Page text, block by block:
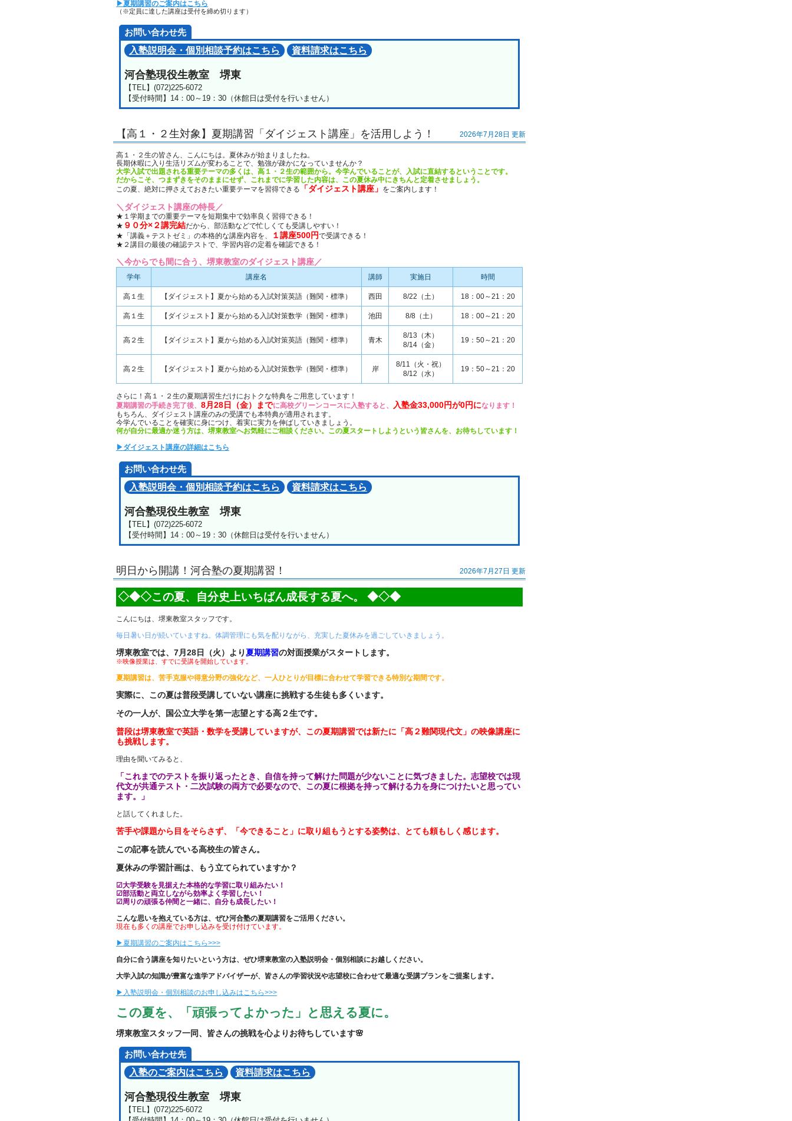
▶夏期講習のご案内はこちら
（※定員に達した講座は受付を締め切ります）
お問い合わせ先
入塾説明会・個別相談予約はこちら
資料請求はこちら
河合塾現役生教室 堺東
【TEL】(072)225-6072
【受付時間】14：00～19：30（休館日は受付を行いません）
【高１・２生対象】夏期講習「ダイジェスト講座」を活用しよう！ 2026年7月28日 更新
高１・２生の皆さん、こんにちは。夏休みが始まりましたね。
長期休暇に入り生活リズムが変わることで、勉強が疎かになっていませんか？
大学入試で出題される重要テーマの多くは、高１・２生の範囲から。今学んでいることが、入試に直結するということです。
だからこそ、つまずきをそのままにせず、これまでに学習した内容は、この夏休み中にきちんと定着させましょう。
この夏、絶対に押さえておきたい重要テーマを習得できる
「ダイジェスト講座」 をご案内します！
＼ダイジェスト講座の特長／
★１学期までの重要テーマを短期集中で効率良く習得できる！
★ ９０分×２講完結だから、部活動などで忙しくても受講しやすい！
★「講義＋テストゼミ」の本格的な講座内容を、
１講座500円で受講できる！
★２講目の最後の確認テストで、学習内容の定着を確認できる！
＼今からでも間に合う、堺東教室のダイジェスト講座／
学年 講座名 講師 実施日 時間
高１生 【ダイジェスト】夏から始める入試対策英語（難関・標準） 西田 8/22（土） 18：00～21：20
高１生 【ダイジェスト】夏から始める入試対策数学（難関・標準） 池田 8/8（土） 18：00～21：20
高２生 【ダイジェスト】夏から始める入試対策英語（難関・標準） 青木
8/13（木）
8/14（金）
19：50～21：20
高２生 【ダイジェスト】夏から始める入試対策数学（難関・標準） 岸
8/11（火・祝）
8/12（水）
19：50～21：20
さらに！高１・２生の夏期講習生だけにおトクな特典をご用意しています！
夏期講習の手続き完了後、 8月28日（金）までに高校グリーンコースに入塾すると、 入塾金33,000円が0円になります！
もちろん、ダイジェスト講座のみの受講でも本特典が適用されます。
今学んでいることを確実に身につけ、着実に実力を伸ばしていきましょう。
何が自分に最適か迷う方は、堺東教室へお気軽にご相談ください。この夏スタートしようという皆さんを、お待ちしています！
▶ダイジェスト講座の詳細はこちら
お問い合わせ先
入塾説明会・個別相談予約はこちら
資料請求はこちら
河合塾現役生教室 堺東
【TEL】(072)225-6072
【受付時間】14：00～19：30（休館日は受付を行いません）
明日から開講！河合塾の夏期講習！ 2026年7月27日 更新
◇◆◇この夏、自分史上いちばん成長する夏へ。 ◆◇◆
こんにちは、堺東教室スタッフです。
毎日暑い日が続いていますね。体調管理にも気を配りながら、充実した夏休みを過ごしていきましょう。
堺東教室では、7月28日（火）より夏期講習の対面授業がスタートします。
※映像授業は、すでに受講を開始しています。
夏期講習は、苦手克服や得意分野の強化など、一人ひとりが目標に合わせて学習できる特別な期間です。
実際に、この夏は普段受講していない講座に挑戦する生徒も多くいます。
その一人が、国公立大学を第一志望とする高２生です。
普段は堺東教室で英語・数学を受講していますが、この夏期講習では新たに「高２難関現代文」の映像講座に
も挑戦します。
理由を聞いてみると、
「これまでのテストを振り返ったとき、自信を持って解けた問題が少ないことに気づきました。志望校では現
代文が共通テスト・二次試験の両方で必要なので、この夏に根拠を持って解ける力を身につけたいと思ってい
ます。」
と話してくれました。
苦手や課題から目をそらさず、「今できること」に取り組もうとする姿勢は、とても頼もしく感じます。
この記事を読んでいる高校生の皆さん。
夏休みの学習計画は、もう立てられていますか？
☑大学受験を見据えた本格的な学習に取り組みたい！
☑部活動と両立しながら効率よく学習したい！
☑周りの頑張る仲間と一緒に、自分も成長したい！
こんな思いを抱えている方は、ぜひ河合塾の夏期講習をご活用ください。
現在も多くの講座でお申し込みを受け付けています。
▶夏期講習のご案内はこちら>>>
自分に合う講座を知りたいという方は、ぜひ堺東教室の入塾説明会・個別相談にお越しください。
大学入試の知識が豊富な進学アドバイザーが、皆さんの学習状況や志望校に合わせて最適な受講プランをご提案します。
▶入塾説明会・個別相談のお申し込みはこちら>>>
この夏を、「頑張ってよかった」と思える夏に。
堺東教室スタッフ一同、皆さんの挑戦を心よりお待ちしています🌸
お問い合わせ先
入塾のご案内はこちら
資料請求はこちら
河合塾現役生教室 堺東
【TEL】(072)225-6072